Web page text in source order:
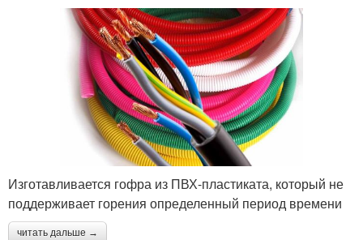
Изготавливается гофра из ПВХ-пластиката, который не
поддерживает горения определенный период времени
читать дальше →